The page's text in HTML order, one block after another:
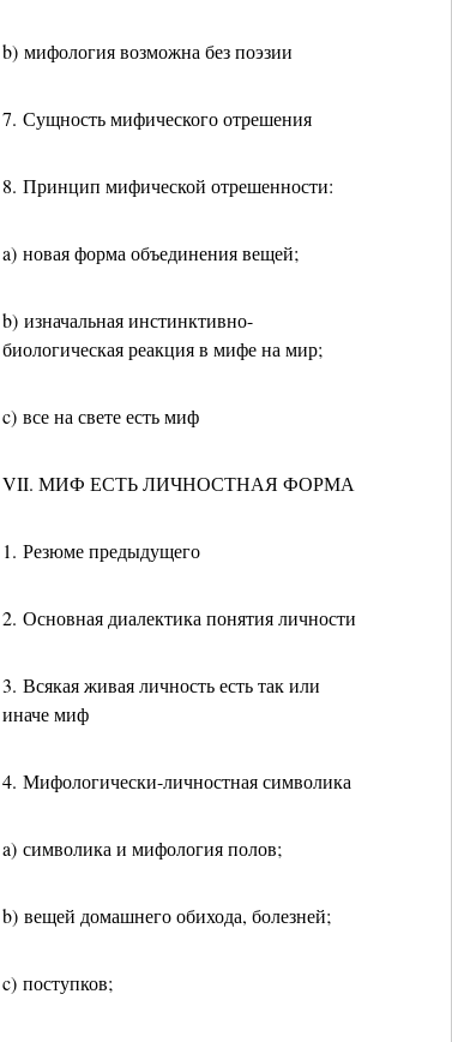
b) мифология возможна без поэзии
7. Сущность мифического отрешения
8. Принцип мифической отрешенности:
a) новая форма объединения вещей;
b) изначальная инстинктивно-
биологическая реакция в мифе на мир;
c) все на свете есть миф
VII. МИФ ЕСТЬ ЛИЧНОСТНАЯ ФОРМА
1. Резюме предыдущего
2. Основная диалектика понятия личности
3. Всякая живая личность есть так или
иначе миф
4. Мифологически-личностная символика
a) символика и мифология полов;
b) вещей домашнего обихода, болезней;
c) поступков;